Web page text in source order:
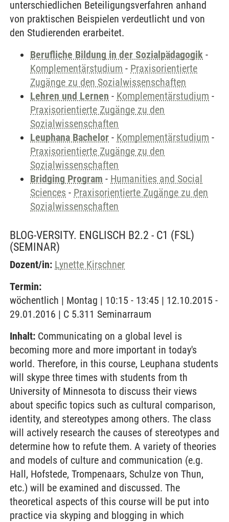
unterschiedlichen Beteiligungsverfahren anhand
von praktischen Beispielen verdeutlicht und von
den Studierenden erarbeitet.
Berufliche Bildung in der Sozialpädagogik -
Komplementärstudium - Praxisorientierte
Zugänge zu den Sozialwissenschaften
Lehren und Lernen - Komplementärstudium -
Praxisorientierte Zugänge zu den
Sozialwissenschaften
Leuphana Bachelor - Komplementärstudium -
Praxisorientierte Zugänge zu den
Sozialwissenschaften
Bridging Program - Humanities and Social
Sciences - Praxisorientierte Zugänge zu den
Sozialwissenschaften
BLOG-VERSITY. ENGLISCH B2.2 - C1 (FSL)
(SEMINAR)
Dozent/in: Lynette Kirschner
Termin:
wöchentlich | Montag | 10:15 - 13:45 | 12.10.2015 -
29.01.2016 | C 5.311 Seminarraum
Inhalt: Communicating on a global level is
becoming more and more important in today's
world. Therefore, in this course, Leuphana students
will skype three times with students from th
University of Minnesota to discuss their views
about specific topics such as cultural comparison,
identity, and stereotypes among others. The class
will actively research the causes of stereotypes and
determine how to refute them. A variety of theories
and models of culture and communication (e.g.
Hall, Hofstede, Trompenaars, Schulze von Thun,
etc.) will be examined and discussed. The
theoretical aspects of this course will be put into
practice via skyping and blogging in which